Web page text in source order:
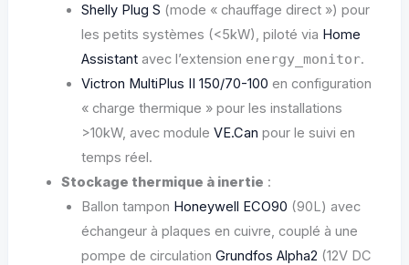
Shelly Plug S (mode « chauffage direct ») pour
les petits systèmes (<5kW), piloté via Home
Assistant avec l’extension energy_monitor.
Victron MultiPlus II 150/70-100 en configuration
« charge thermique » pour les installations
>10kW, avec moduleVE.Can pour le suivi en
temps réel.
Stockage thermique à inertie :
Ballon tampon Honeywell ECO90 (90L) avec
échangeur à plaques en cuivre, couplé à une
pompe de circulationGrundfos Alpha2 (12V DC